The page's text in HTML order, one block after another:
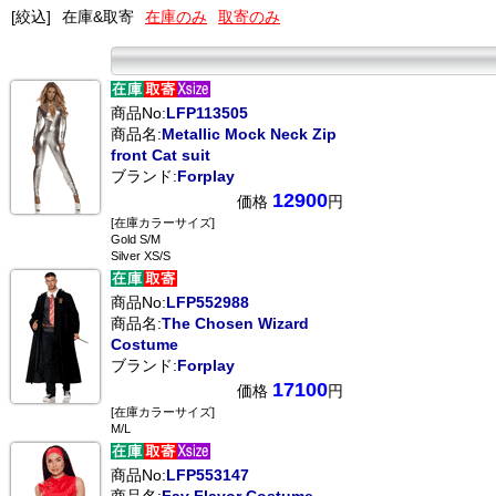
[絞込]
在庫&取寄 在庫のみ 取寄のみ
商品No:LFP113505
商品名:Metallic Mock Neck Zip
front Cat suit
ブランド:Forplay
価格 12900円
[在庫カラーサイズ]
Gold S/M
Silver XS/S
商品No:LFP552988
商品名:The Chosen Wizard
Costume
ブランド:Forplay
価格 17100円
[在庫カラーサイズ]
M/L
商品No:LFP553147